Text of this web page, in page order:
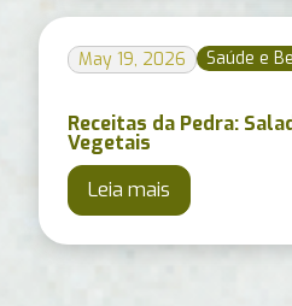
May 19, 2026 Saúde e
Receitas da Pedra:
Vegetais
Leia mais